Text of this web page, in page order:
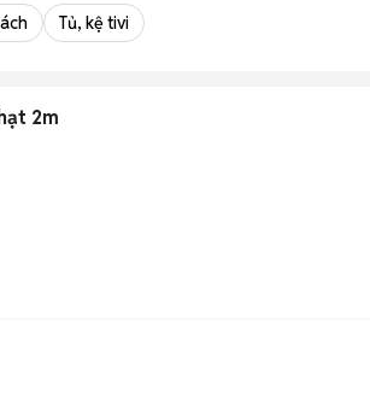
Tủ, kệ tivi
2m